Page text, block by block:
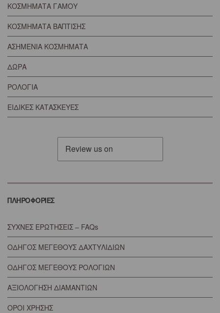
ΚΟΣΜΗΜΑΤΑ ΓΑΜΟΥ
ΚΟΣΜΗΜΑΤΑ ΒΑΠΤΙΣΗΣ
ΑΣΗΜΕΝΙΑ ΚΟΣΜΗΜΑΤΑ
ΔΩΡΑ
ΡΟΛΟΓΙΑ
ΕΙΔΙΚΕΣ ΚΑΤΑΣΚΕΥΕΣ
ΠΛΗΡΟΦΟΡΙΕΣ
ΣΥΧΝΕΣ ΕΡΩΤΗΣΕΙΣ – FAQs
ΟΔΗΓΟΣ ΜΕΓΕΘΟΥΣ ΔΑΧΤΥΛΙΔΙΩΝ
ΟΔΗΓΟΣ ΜΕΓΕΘΟΥΣ ΡΟΛΟΓΙΩΝ
ΑΞΙΟΛΟΓΗΣΗ ΔΙΑΜΑΝΤΙΩΝ
ΟΡΟΙ ΧΡΗΣΗΣ